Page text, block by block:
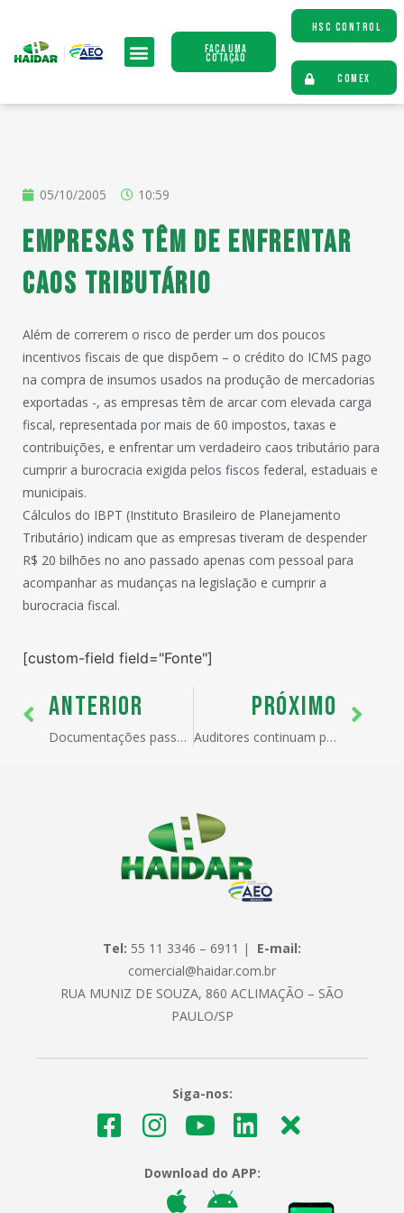
Faça uma
Cotação
HSC CONTROL
COMEX
05/10/2005 10:59
Empresas têm de enfrentar
caos tributário
Além de correrem o risco de perder um dos poucos
incentivos fiscais de que dispõem – o crédito do ICMS pago
na compra de insumos usados na produção de mercadorias
exportadas -, as empresas têm de arcar com elevada carga
fiscal, representada por mais de 60 impostos, taxas e
contribuições, e enfrentar um verdadeiro caos tributário para
cumprir a burocracia exigida pelos fiscos federal, estaduais e
municipais.
Cálculos do IBPT (Instituto Brasileiro de Planejamento
Tributário) indicam que as empresas tiveram de despender
R$ 20 bilhões no ano passado apenas com pessoal para
acompanhar as mudanças na legislação e cumprir a
burocracia fiscal.
[custom-field field="Fonte"]
ANTERIOR
Documentações passam a ser feitas pelo Riex
PRÓXIMO
Auditores continuam paralisados até quinta-feira
Tel: 55 11 3346 – 6911 | E-mail:
comercial@haidar.com.br
RUA MUNIZ DE SOUZA, 860 ACLIMAÇÃO – SÃO
PAULO/SP
Siga-nos:
Download do APP: